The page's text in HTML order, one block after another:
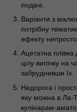
подачі.
Варіанти з
потрібну
ефекту непросто.
Ацетатна плівка
цілу випічку на
забруднивши їх.
Недорога і
яку можна в Ла-
кулінарам-